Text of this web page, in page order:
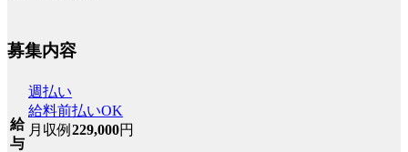
募集内容
給
与
週払い
給料前払いOK
月収例 229,000円